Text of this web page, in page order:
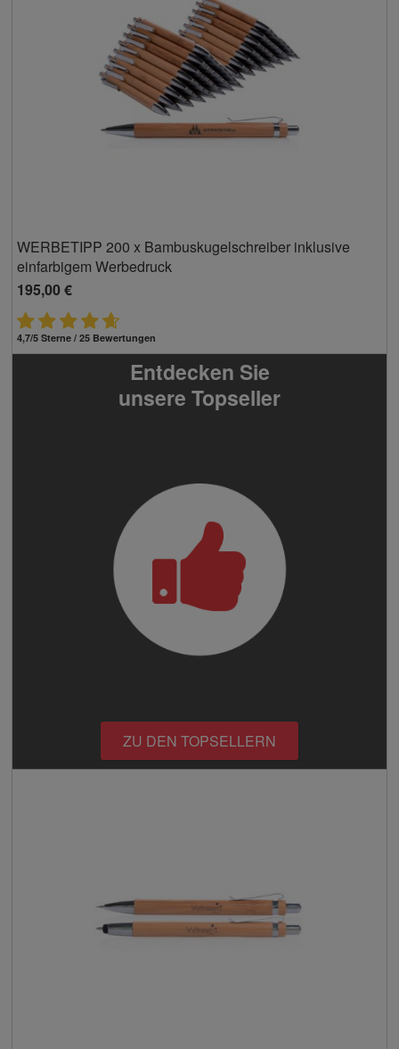
WERBETIPP 200 x Bambuskugelschreiber inklusive
einfarbigem Werbedruck
195,00 €
4,7/5 Sterne / 25 Bewertungen
Entdecken Sie
unsere Topseller
ZU DEN TOPSELLERN